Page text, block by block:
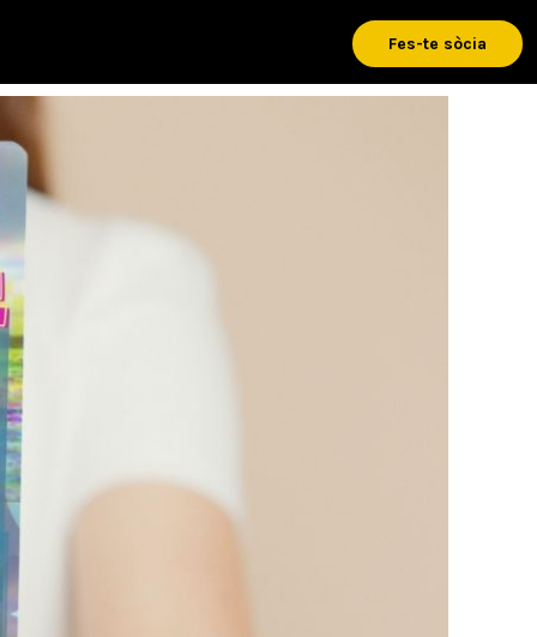
Fes-te sòcia